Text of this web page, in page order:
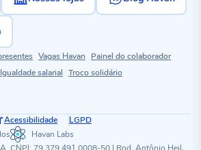
Vagas Havan
Painel do colaborador
Igualdade salarial Troco solidário
Acessibilidade
LGPD
Havan Labs